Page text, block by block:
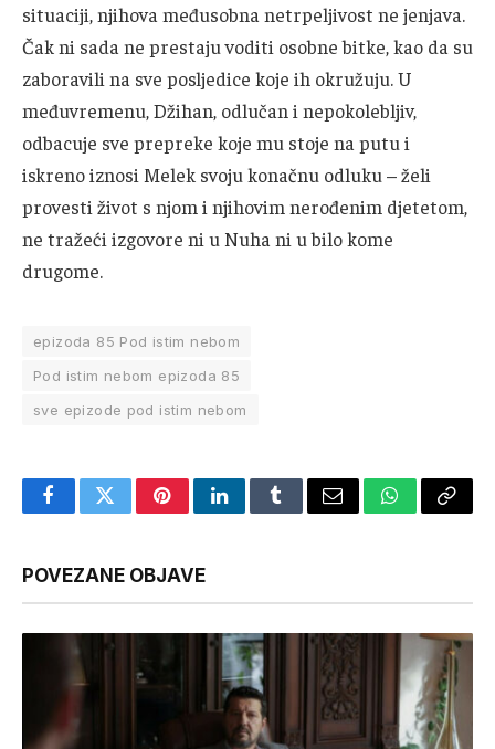
situaciji, njihova međusobna netrpeljivost ne jenjava.
Čak ni sada ne prestaju voditi osobne bitke, kao da su
zaboravili na sve posljedice koje ih okružuju. U
međuvremenu, Džihan, odlučan i nepokolebljiv,
odbacuje sve prepreke koje mu stoje na putu i
iskreno iznosi Melek svoju konačnu odluku – želi
provesti život s njom i njihovim nerođenim djetetom,
ne tražeći izgovore ni u Nuha ni u bilo kome
drugome.
epizoda 85 Pod istim nebom
Pod istim nebom epizoda 85
sve epizode pod istim nebom
FacebookTwitterPinterestLinkedInTumblrEmail WhatsApp
Copy
POVEZANE OBJAVE